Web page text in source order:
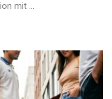
mit ...